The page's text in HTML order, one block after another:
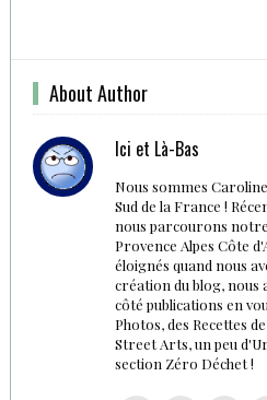
About Author
Ici et Là-Bas
Nous sommes
Sud de la France !
nous parcourons
Provence Alpes Côte
éloignés quand nous
création du blog, nous
côté publications en
Photos, des Recettes
Street Arts, un peu
section Zéro Déchet !